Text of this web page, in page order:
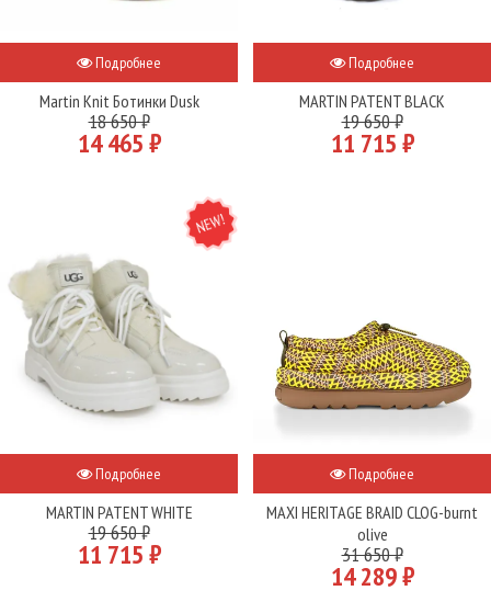
Подробнее
Martin Knit Ботинки Dusk
18 650 ₽
14 465 ₽
Подробнее
MARTIN PATENT BLACK
19 650 ₽
11 715 ₽
NEW
Подробнее
MARTIN PATENT WHITE
19 650 ₽
11 715 ₽
Подробнее
MAXI HERITAGE BRAID CLOG-burnt
olive
31 650 ₽
14 289 ₽